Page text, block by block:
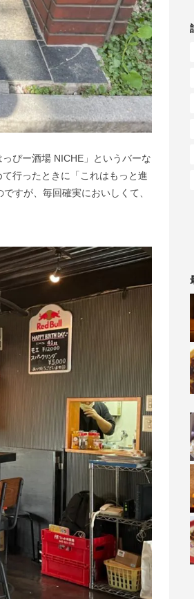
ぴー酒場 NICHE」というバーな
行ったときに「これはもっと進
すが、毎回確実においしくて、